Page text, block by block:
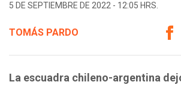
5 DE SEPTIEMBRE DE 2022 - 12:05 HRS.
TOMÁS PARDO
La escuadra chileno-argentina